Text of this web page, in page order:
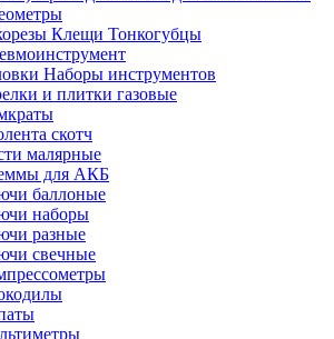
Клещи Тонкогубцы
Наборы инструментов
и плитки газовые
скотч
малярные
для АКБ
баллоные
наборы
разные
свечные